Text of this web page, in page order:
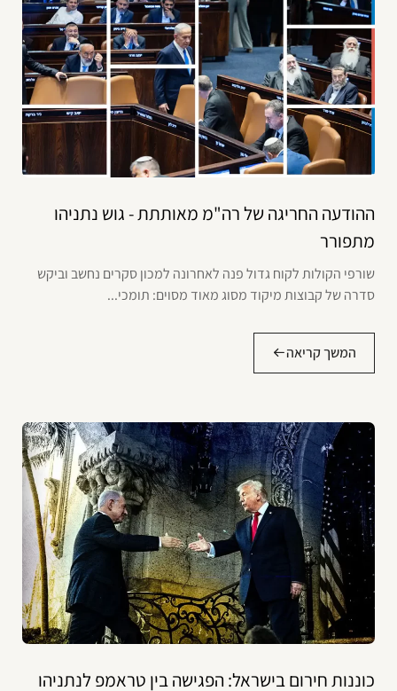
ההודעה החריגה של רה"מ מאותתת - גוש נתניהו
מתפורר
שורפי הקולות לקוח גדול פנה לאחרונה למכון סקרים נחשב וביקש
סדרה של קבוצות מיקוד מסוג מאוד מסוים: תומכי...
המשך קריאה
כוננות חירום בישראל: הפגישה בין טראמפ לנתניהו